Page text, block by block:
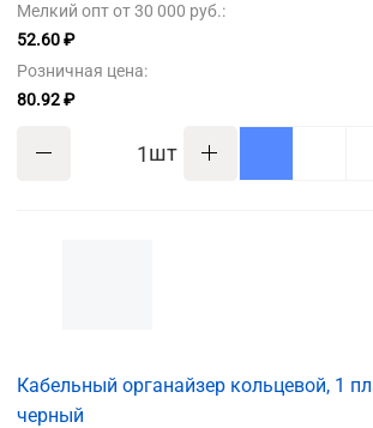
Мелкий опт от 30 000 руб.:
52.60 ₽
Розничная цена:
80.92 ₽
шт
Кабельный органайзер кольцевой, 1
черный